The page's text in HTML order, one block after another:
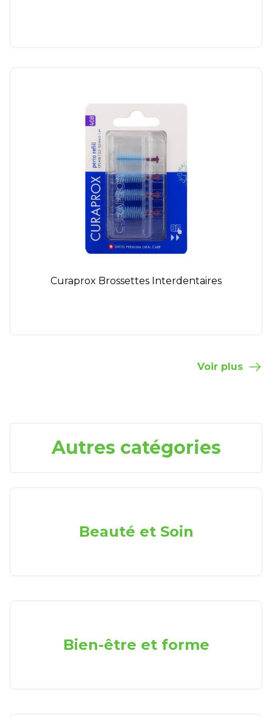
Curaprox Brossettes Interdentaires
Voir plus
Autres catégories
Beauté et Soin
Bien-être et forme